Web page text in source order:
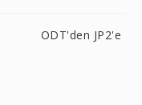
ODT'den JP2'e